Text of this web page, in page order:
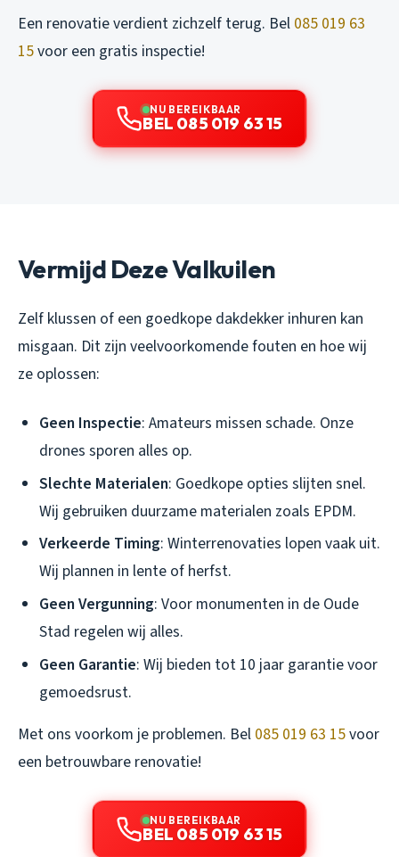
Een renovatie verdient zichzelf terug. Bel 085 019 63
15voor een gratis inspectie!
NU BEREIKBAAR
BEL 085 019 63 15
Vermijd Deze Valkuilen
Zelf klussen of een goedkope dakdekker inhuren kan
misgaan. Dit zijn veelvoorkomende fouten en hoe wij
ze oplossen:
Geen Inspectie: Amateurs missen schade. Onze
drones sporen alles op.
Slechte Materialen: Goedkope opties slijten snel.
Wij gebruiken duurzame materialen zoals EPDM.
Verkeerde Timing: Winterrenovaties lopen vaak uit.
Wij plannen in lente of herfst.
Geen Vergunning: Voor monumenten in de Oude
Stad regelen wij alles.
Geen Garantie: Wij bieden tot 10 jaar garantie voor
gemoedsrust.
Met ons voorkom je problemen. Bel 085 019 63 15voor
een betrouwbare renovatie!
NU BEREIKBAAR
BEL 085 019 63 15